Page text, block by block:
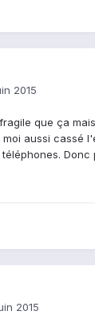
2015
que ça
aussi cassé
2015